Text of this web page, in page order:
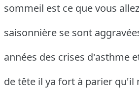
sommeil est ce que vous
saisonnière se sont
années des crises d'asthme
de tête il ya fort à parier qu'il